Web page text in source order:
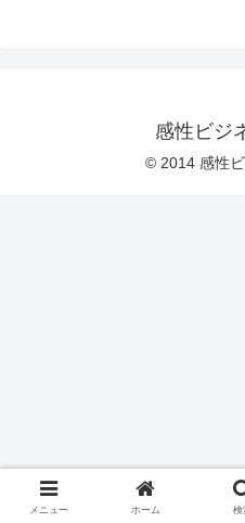
感性ビジ
© 2014 感性
メニュー ホーム 検